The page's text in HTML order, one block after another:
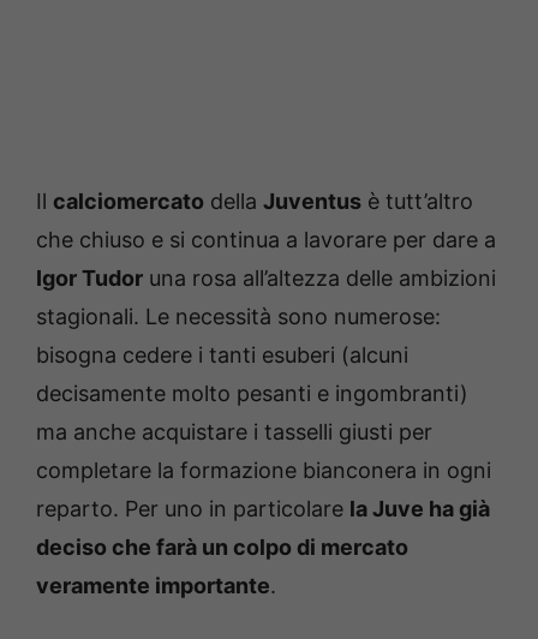
Il calciomercato della Juventus è tutt’altro
che chiuso e si continua a lavorare per dare a
Igor Tudor una rosa all’altezza delle ambizioni
stagionali. Le necessità sono numerose:
bisogna cedere i tanti esuberi (alcuni
decisamente molto pesanti e ingombranti)
ma anche acquistare i tasselli giusti per
completare la formazione bianconera in ogni
reparto. Per uno in particolare la Juve ha già
deciso che farà un colpo di mercato
veramente importante.